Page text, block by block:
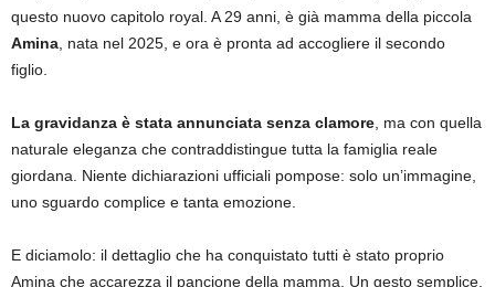
questo nuovo capitolo royal. A 29 anni, è già mamma della piccola
Amina , nata nel 2025, e ora è pronta ad accogliere il secondo
figlio.
La gravidanza è stata annunciata senza clamore , ma con quella
naturale eleganza che contraddistingue tutta la famiglia reale
giordana. Niente dichiarazioni ufficiali pompose: solo un’immagine,
uno sguardo complice e tanta emozione.
E diciamolo: il dettaglio che ha conquistato tutti è stato proprio
Amina che accarezza il pancione della mamma. Un gesto semplice,